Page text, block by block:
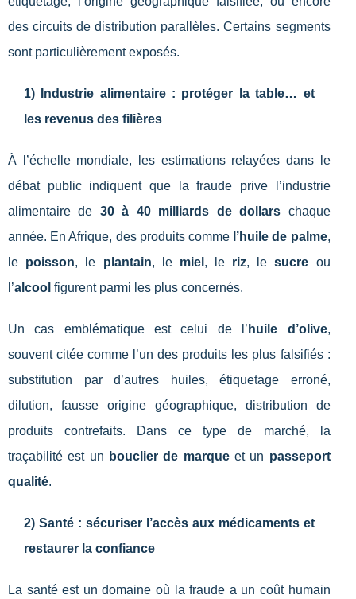
des circuits de distribution parallèles. Certains segments
sont particulièrement exposés.
1) Industrie alimentaire : protéger la table… et
les revenus des filières
À l’échelle mondiale, les estimations relayées dans le
débat public indiquent que la fraude prive l’industrie
alimentaire de 30 à 40 milliards de dollars chaque
année. En Afrique, des produits comme l’huile de palme,
le poisson, le plantain, le miel , le riz, lesucre ou
l’alcool figurent parmi les plus concernés.
Un cas emblématique est celui de l’ huile d’olive,
souvent citée comme l’un des produits les plus falsifiés :
substitution par d’autres huiles, étiquetage erroné,
dilution, fausse origine géographique, distribution de
produits contrefaits. Dans ce type de marché, la
traçabilité est un bouclier de marqueet un passeport
qualité.
2) Santé : sécuriser l’accès aux médicaments et
restaurer la confiance
La santé est un domaine où la fraude a un coût humain